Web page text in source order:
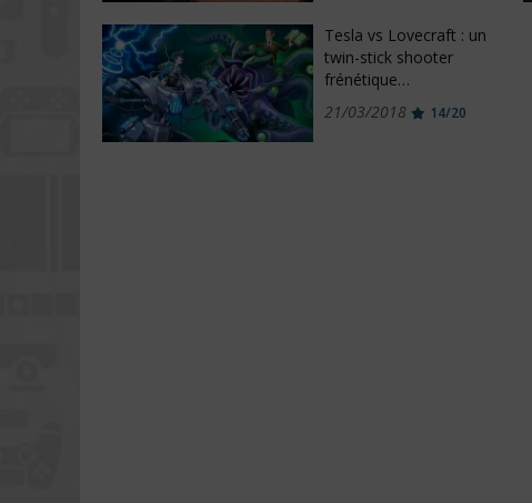
Tesla vs Lovecraft : un
twin-stick shooter
frénétique…
21/03/2018
14/20